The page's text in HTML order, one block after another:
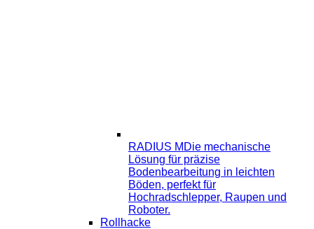
RADIUS M Die mechanische
Lösung für präzise
Bodenbearbeitung in leichten
Böden, perfekt für
Hochradschlepper, Raupen und
Roboter.
Rollhacke